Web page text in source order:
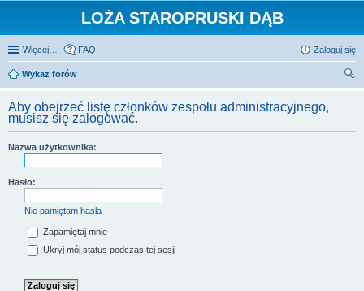
LOŻA STAROPRUSKI DĄB
Więcej… FAQ Zaloguj się
Wykaz forów
Aby obejrzeć listę członków zespołu administracyjnego,
musisz się zalogować.
Nazwa użytkownika:
Hasło:
Nie pamiętam hasła
Zapamiętaj mnie
Ukryj mój status podczas tej sesji